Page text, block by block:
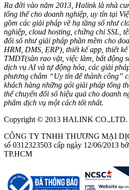
Ra đời vào năm 2013, Halink là nhà
tổng thể cho doanh nghiệp, uy tín tại
gồm các giải pháp về hạ tầng số như
nghiệp, cloud hosting, chứng chỉ SSL,
đổi số như giải pháp phần mềm cho
HRM, DMS, ERP), thiết kế app, thiết kế
TMDT(sàn rao vặt, việc làm, bất động
dịch vụ AI và tự động hóa, các giải
phương châm “Uy tín để thành công”
khách hàng những gói giải pháp tổng
thể chuyển đổi số hiệu quả cho doanh
phẩm dịch vụ một cách tốt nhất.
Copyright © 2013 HALINK CO.,LTD.
CÔNG TY TNHH THƯƠNG MẠI
số 0312323503 cấp ngày 12/06/2013
TP.HCM